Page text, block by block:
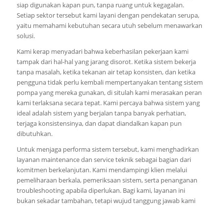
siap digunakan kapan pun, tanpa ruang untuk kegagalan.
Setiap sektor tersebut kami layani dengan pendekatan serupa,
yaitu memahami kebutuhan secara utuh sebelum menawarkan
solusi.
Kami kerap menyadari bahwa keberhasilan pekerjaan kami
tampak dari hal-hal yang jarang disorot. Ketika sistem bekerja
tanpa masalah, ketika tekanan air tetap konsisten, dan ketika
pengguna tidak perlu kembali mempertanyakan tentang sistem
pompa yang mereka gunakan, di situlah kami merasakan peran
kami terlaksana secara tepat. Kami percaya bahwa sistem yang
ideal adalah sistem yang berjalan tanpa banyak perhatian,
terjaga konsistensinya, dan dapat diandalkan kapan pun
dibutuhkan.
Untuk menjaga performa sistem tersebut, kami menghadirkan
layanan maintenance dan service teknik sebagai bagian dari
komitmen berkelanjutan. Kami mendampingi klien melalui
pemeliharaan berkala, pemeriksaan sistem, serta penanganan
troubleshooting apabila diperlukan. Bagi kami, layanan ini
bukan sekadar tambahan, tetapi wujud tanggung jawab kami